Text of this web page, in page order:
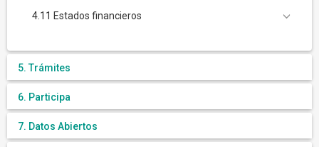
4.11 Estados financieros
5. Trámites
6. Participa
7. Datos Abiertos